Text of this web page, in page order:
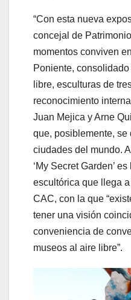
“Con esta nueva
concejal de
momentos conviven
Poniente,
libre, esculturas de
reconocimiento
Juan Mejica y Arne
que, posiblemente, se
ciudades del mundo.
‘My Secret Garden’
escultórica que llega
CAC, con la que
tener una visión
conveniencia de
museos al aire libre”.